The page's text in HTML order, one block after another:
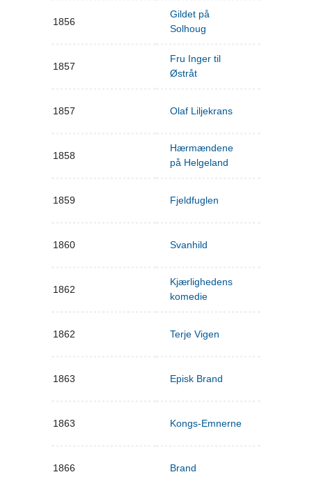
1856
Gildet på
Solhoug
1857
Fru Inger til
Østråt
1857 Olaf Liljekrans
1858
Hærmændene
på Helgeland
1859 Fjeldfuglen
1860 Svanhild
1862
Kjærlighedens
komedie
1862 Terje Vigen
1863 Episk Brand
1863 Kongs-Emnerne
1866 Brand